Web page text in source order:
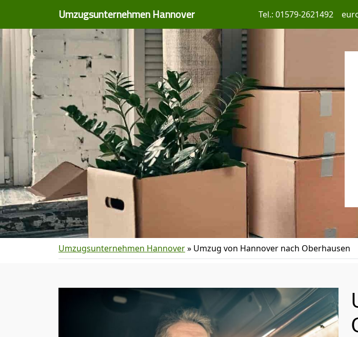
Umzugsunternehmen Hannover Tel.: 01579-2621492
Umzugsunternehmen Hannover» Umzug von Hannover nach Oberhausen